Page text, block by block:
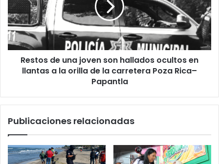
son
hallados
ocultos
en
llantas
la
Poza
Restos de una joven son hallados ocultos en
llantas a la orilla de la carretera Poza Rica–
Papantla
Publicaciones relacionadas